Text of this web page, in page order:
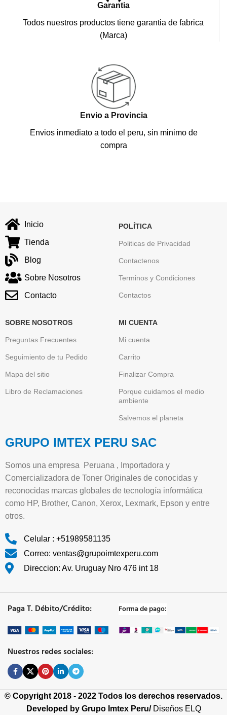
Garantia
Todos nuestros productos tiene garantia de fabrica
(Marca)
Envio a Provincia
Envios inmediato a todo el peru, sin minimo de
compra
Inicio
Tienda
Blog
Sobre Nosotros
Contacto
POLÍTICA
Politicas de Privacidad
Contactenos
Terminos y Condiciones
Contactos
SOBRE NOSOTROS
Preguntas Frecuentes
Seguimiento de tu Pedido
Mapa del sitio
Libro de Reclamaciones
MI CUENTA
Mi cuenta
Carrito
Finalizar Compra
Porque cuidamos el medio
ambiente
Salvemos el planeta
GRUPO IMTEX PERU SAC
Somos una empresa Peruana , Importadora y
Comercializadora de Toner Originales de conocidas y
reconocidas marcas globales de tecnología informática
como HP, Brother, Canon, Xerox, Lexmark, Epson y entre
otros.
Celular : +51989581135
Correo: ventas@grupoimtexperu.com
Direccion: Av. Uruguay Nro 476 int 18
Paga T. Débito/Crédito: Forma de pago:
Nuestros redes sociales:
© Copyright 2018 - 2022 Todos los derechos reservados.
Developed by Grupo Imtex Peru/ Diseños ELQ